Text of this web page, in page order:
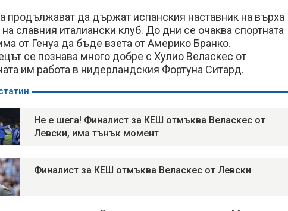
продължават да държат испанския наставник на върха
на славния италиански клуб. До дни се очаква спортната
от Генуа да бъде взета от Америко Бранко.
се познава много добре с Хулио Веласкес от
им работа в нидерландския Фортуна Ситард.
Не е шега! Финалист за КЕШ отмъква Веласкес от
Левски, има тънък момент
Финалист за КЕШ отмъква Веласкес от Левски